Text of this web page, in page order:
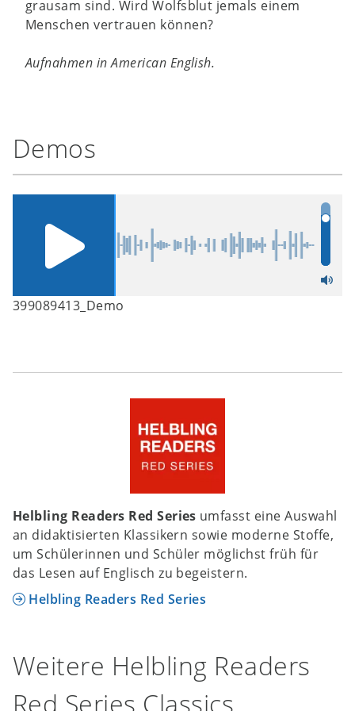
grausam sind. Wird Wolfsblut jemals einem
Menschen vertrauen können?
Aufnahmen in American English.
Demos
399089413_Demo
Helbling Readers Red Series umfasst eine Auswahl
an didaktisierten Klassikern sowie moderne Stoffe,
um Schülerinnen und Schüler möglichst früh für
das Lesen auf Englisch zu begeistern.
Helbling Readers Red Series
Weitere Helbling Readers
Red Series Classics